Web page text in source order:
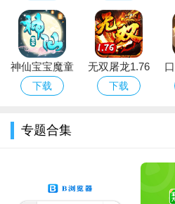
应用宝版
官方正版手游
神仙宝宝魔童
觉醒最新官方
下载
无双屠龙1.76
变态版
下载
专题合集